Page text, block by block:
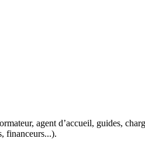
agent d’accueil, guides,
financeurs...).